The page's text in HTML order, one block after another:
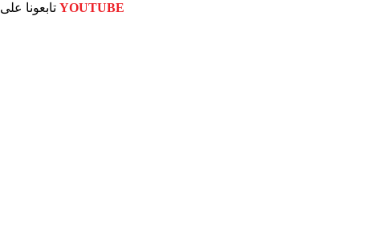
YOUTUBE